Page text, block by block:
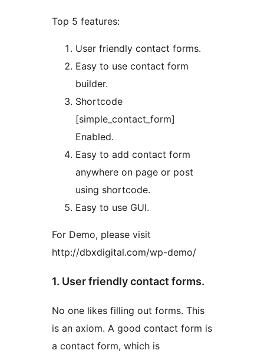
Top 5 features:
User friendly contact forms.
Easy to use contact form
builder.
Shortcode
[simple_contact_form]
Enabled.
Easy to add contact form
anywhere on page or post
using shortcode.
Easy to use GUI.
For Demo, please visit
http://dbxdigital.com/wp-demo/
1. User friendly contact forms.
No one likes filling out forms. This
is an axiom. A good contact form is
a contact form, which is